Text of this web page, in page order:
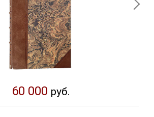
60 000 руб.